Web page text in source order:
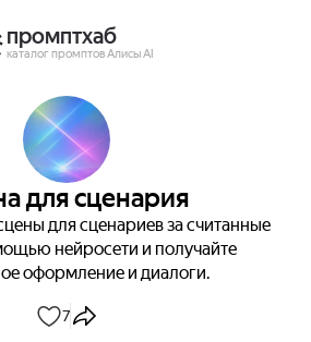
промптхаб
каталог промптов Алисы AI
для сценария
для сценариев за считанные
нейросети и получайте
оформление и диалоги.
7